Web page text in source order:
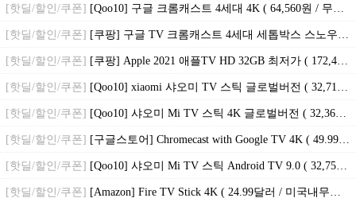
[핫딜/할인/쿠폰] [Qoo10] 구글 크롬캐스트 4세대 4K ( 64,560원 / 무료배송 )
[핫딜/할인/쿠폰] [쿠팡] 구글 TV 크롬캐스트 4세대 세톱박스 스노우 ( 57,750원 / 무료배송 )
[핫딜/할인/쿠폰] [쿠팡] Apple 2021 애플TV HD 32GB 최저가 ( 172,420원 / 무료배송 )
[핫딜/할인/쿠폰] [Qoo10] xiaomi 샤오미 TV 스틱 글로벌버전 ( 32,710원 / 무료배송 )
[핫딜/할인/쿠폰] [Qoo10] 샤오미 Mi TV 스틱 4K 글로벌버전 ( 32,360원 / 무료배송 )
[핫딜/할인/쿠폰] [구글스토어] Chromecast with Google TV 4K ( 49.99달러 / 미국내무료배송 )
[핫딜/할인/쿠폰] [Qoo10] 샤오미 Mi TV 스틱 Android TV 9.0 ( 32,750원 / 무료배송 )
[핫딜/할인/쿠폰] [Amazon] Fire TV Stick 4K ( 24.99달러 / 미국내무료배송 )